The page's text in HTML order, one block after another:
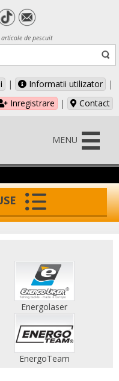
de pescuit
| Informatii utilizator
|
Inregistrare
| Contact
MENU
Energolaser
EnergoTeam